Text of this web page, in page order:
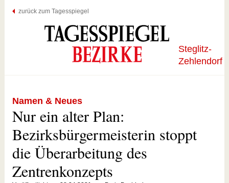
zurück zum Tagesspiegel
Steglitz-
Zehlendorf
Namen & Neues
Nur ein alter Plan:
Bezirksbürgermeisterin stoppt
die Überarbeitung des
Zentrenkonzepts